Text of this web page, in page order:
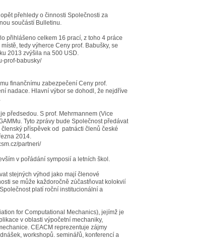
přehledy o činnosti Společnosti za
součástí Bulletinu.
přihlášeno celkem 16 prací, z toho 4 práce
tedy výherce Ceny prof. Babušky, se
2013 zvýšila na 500 USD.
prof-babusky/
finančnímu zabezpečení Ceny prof.
nadace. Hlavní výbor se dohodl, že nejdříve
předsedou. S prof. Mehrmannem (Vice
Tyto zprávy bude Společnost předávat
příspěvek od patnácti členů české
2014.
partneri/
v pořádání symposií a letních škol.
stejných výhod jako mají členové
se může každoročně zúčastňovat kolokvií
platí roční institucionální a
for Computational Mechanics), jejímž je
v oblasti výpočetní mechaniky,
CEACM reprezentuje zájmy
workshopů. seminářů, konferencí a